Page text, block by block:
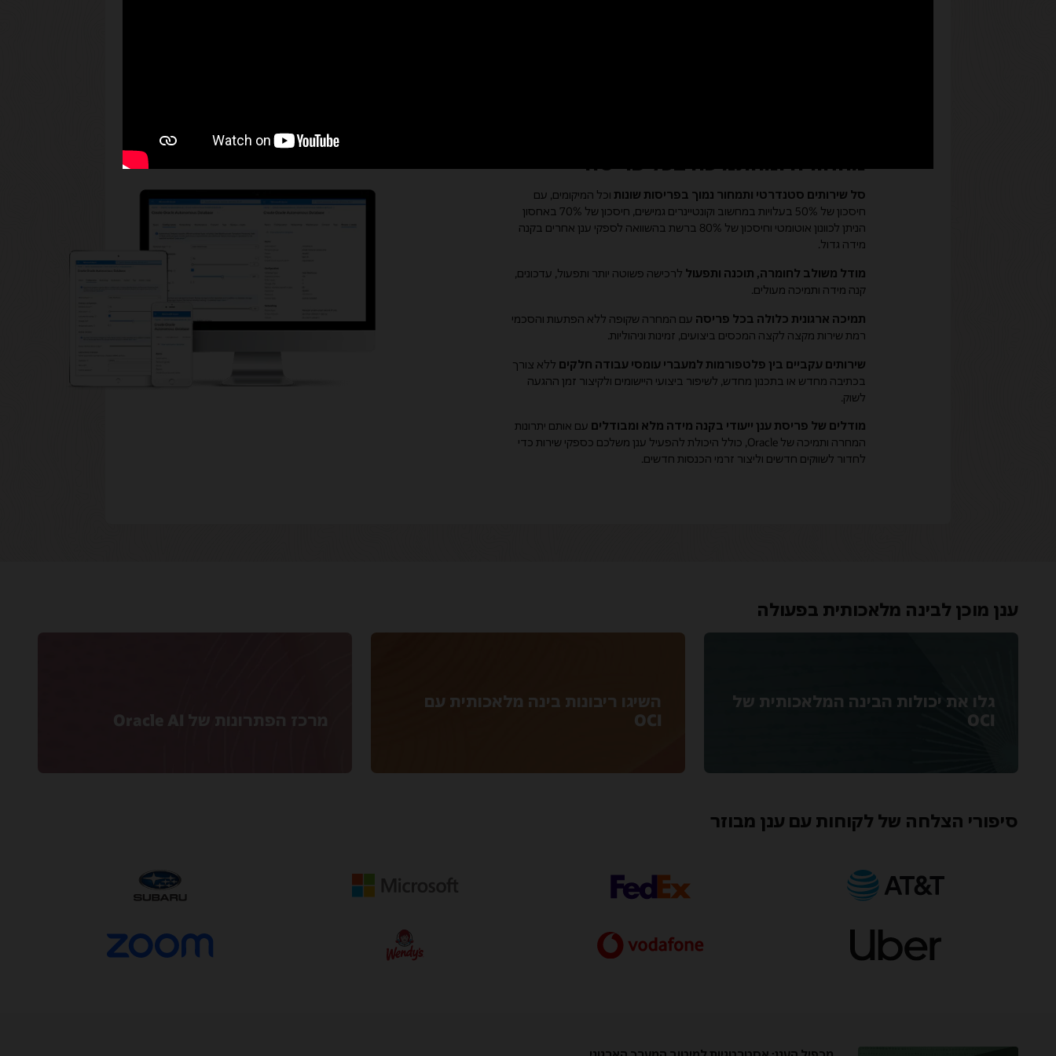
מהחוויה ומהתמיכה בכל פריסה
סל שירותים סטנדרטי ותמחור נמוך בפריסות שונות וכל המיקומים, עם
חיסכון של 50% בעלויות במחשוב וקונטיינרים גמישים, חיסכון של 70% באחסון
הניתן לכוונון אוטומטי וחיסכון של 80% ברשת בהשוואה לספקי ענן אחרים בקנה
מידה גדול.
מודל משולב לחומרה, תוכנה ותפעול לרכישה פשוטה יותר ותפעול, עדכונים,
קנה מידה ותמיכה מעולים.
תמיכה ארגונית כלולה בכל פריסה עם המחרה שקופה ללא הפתעות והסכמי
רמת שירות מקצה לקצה המכסים ביצועים, זמינות וניהוליות.
שירותים עקביים בין פלטפורמות למעברי עומסי עבודה חלקים ללא צורך
בכתיבה מחדש או בתכנון מחדש, לשיפור ביצועי היישומים ולקיצור זמן ההגעה
לשוק.
מודלים של פריסת ענן ייעודי בקנה מידה מלא ומבודלים עם אותם יתרונות
המחרה ותמיכה של Oracle, כולל היכולת להפעיל ענן משלכם כספקי שירות כדי
לחדור לשווקים חדשים וליצור זרמי הכנסות חדשים.
ענן מוכן לבינה מלאכותית בפעולה
גלו את יכולות הבינה המלאכותית של
OCI
השיגו ריבונות בינה מלאכותית עם
OCI
סיפורי הצלחה של לקוחות עם ענן מבוזר